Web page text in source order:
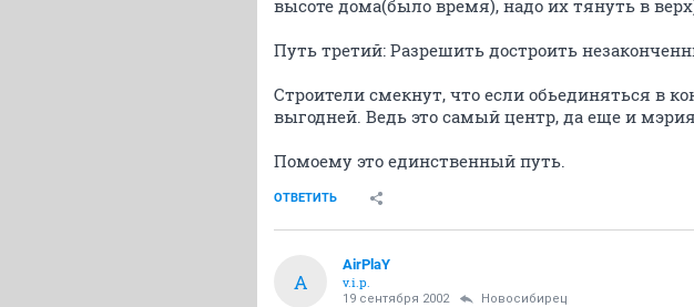
высоте дома(было время), надо их тянуть в
Путь третий: Разрешить достроить
Строители смекнут, что если обьединяться в
выгодней. Ведь это самый центр, да еще и
Помоему это единственный путь.
ОТВЕТИТЬ
A
AirPlaY
v.i.p.
19 сентября 2002 Новосибирец